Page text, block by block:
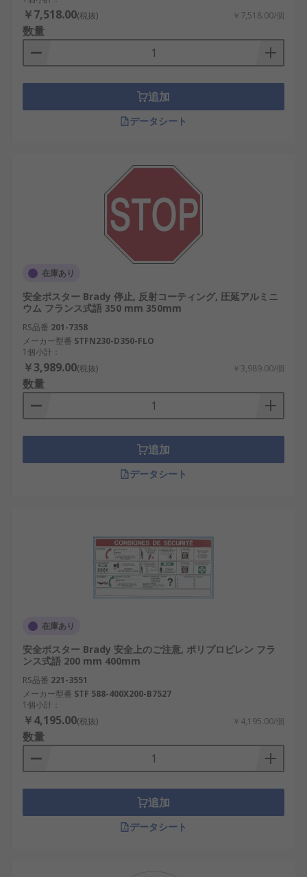
￥7,518.00(税抜) ￥7,518.00/個
数量
追加
データシート
在庫あり
安全ポスター Brady 停止, 反射コーティング, 圧延アルミニ
ウム フランス式語 350 mm 350mm
RS品番 201-7358
メーカー型番 STFN230-D350-FLO
1個小計：
￥3,989.00(税抜) ￥3,989.00/個
数量
追加
データシート
在庫あり
安全ポスター Brady 安全上のご注意, ポリプロピレン フラ
ンス式語 200 mm 400mm
RS品番 221-3551
メーカー型番 STF 588-400X200-B7527
1個小計：
￥4,195.00(税抜) ￥4,195.00/個
数量
追加
データシート